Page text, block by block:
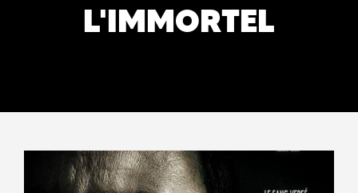
L'IMMORTEL